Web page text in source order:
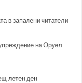
в запалени читатели
на Оруел
летен ден